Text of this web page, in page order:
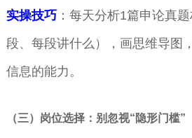
实操技巧：每天分析1篇申论真
段、每段讲什么），画思维导图
信息的能力。
（三）岗位选择：别忽视“隐形门槛”